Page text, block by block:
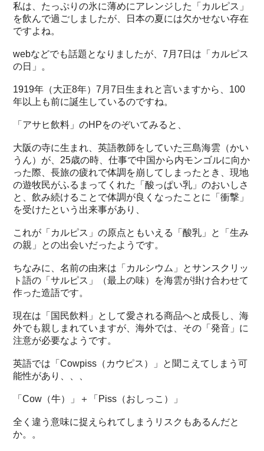
私は、たっぷりの氷に薄めにアレンジした「カルピス」
を飲んで過ごしましたが、日本の夏には欠かせない存在
ですよね。
webなどでも話題となりましたが、7月7日は「カルピス
の日」。
1919年（大正8年）7月7日生まれと言いますから、100
年以上も前に誕生しているのですね。
「アサヒ飲料」のHPをのぞいてみると、
大阪の寺に生まれ、英語教師をしていた三島海雲（かい
うん）が、25歳の時、仕事で中国から内モンゴルに向か
った際、長旅の疲れで体調を崩してしまったとき、現地
の遊牧民がふるまってくれた「酸っぱい乳」のおいしさ
と、飲み続けることで体調が良くなったことに「衝撃」
を受けたという出来事があり、
これが「カルピス」の原点ともいえる「酸乳」と「生み
の親」との出会いだったようです。
ちなみに、名前の由来は「カルシウム」とサンスクリッ
ト語の「サルピス」（最上の味）を海雲が掛け合わせて
作った造語です。
現在は「国民飲料」として愛される商品へと成長し、海
外でも親しまれていますが、海外では、その「発音」に
注意が必要なようです。
英語では「Cowpiss（カウピス）」と聞こえてしまう可
能性があり、、、
「Cow（牛）」＋「Piss（おしっこ）」
全く違う意味に捉えられてしまうリスクもあるんだと
か。。